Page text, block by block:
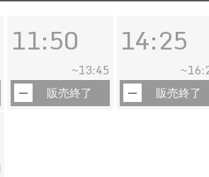
11:50
~13:45
販売終了
14:25
~
販売終了